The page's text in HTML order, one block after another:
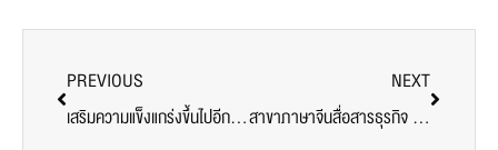
PREVIOUS
เสริมความแข็งแกร่งขึ้นไปอีกขั้น! ม.ศรีปทุม ลงนาม MOU กับสถาบันพัฒนาการศึกษาทางระบบรางและการบิน
NEXT
สาขาภาษาจีนสื่อสารธุรกิจ ศรีปทุม จัดโครการ Easy Chinese ภาษาจีนเข้าใจง่าย กับ ครูพี่ป๊อบ ณัฐพงศ์ นาศิริกุล